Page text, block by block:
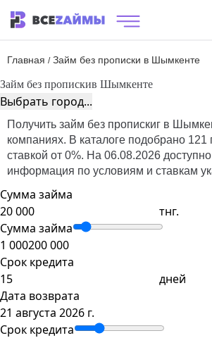
Главная / Займ без прописки в Шымкенте
Займ без пропискив Шымкенте
Выбрать город...
Получить займ без пропискиг в
компаниях. В каталоге подобрано
ставкой от 0%. На 06.08.2026
информация по условиям и ставкам
Сумма займа
тнг.
Сумма займа
1 000200 000
Срок кредита
дней
Дата возврата
21 августа 2026 г.
Срок кредита